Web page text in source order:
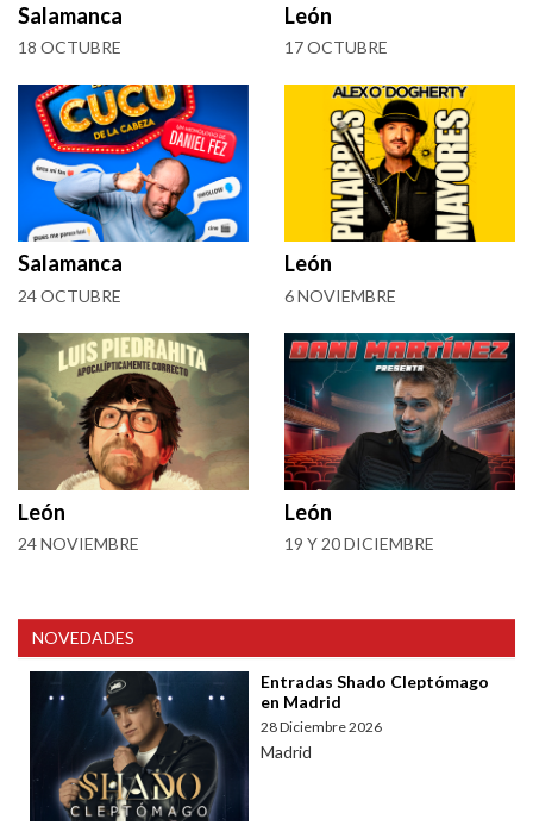
Salamanca
18 OCTUBRE
León
17 OCTUBRE
Salamanca
24 OCTUBRE
León
6 NOVIEMBRE
León
24 NOVIEMBRE
León
19 Y 20 DICIEMBRE
NOVEDADES
Entradas Shado Cleptómago
en Madrid
28 Diciembre 2026
Madrid